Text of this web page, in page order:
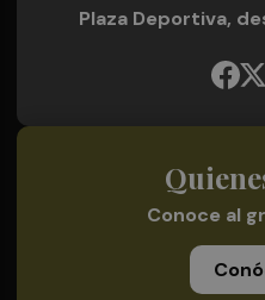
Plaza Deportiva,
Conoce al